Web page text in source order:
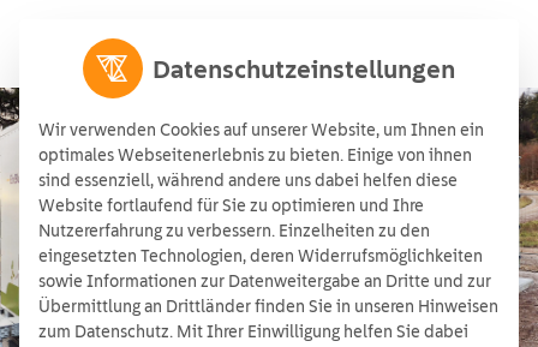
Round-Trip-Efficiency (RTE)
12/03/2026
Datenschutzeinstellungen
Wir verwenden Cookies auf unserer Website, um Ihnen ein
optimales Webseitenerlebnis zu bieten. Einige von ihnen
sind essenziell, während andere uns dabei helfen diese
Website fortlaufend für Sie zu optimieren und Ihre
Nutzererfahrung zu verbessern. Einzelheiten zu den
eingesetzten Technologien, deren Widerrufsmöglichkeiten
sowie Informationen zur Datenweitergabe an Dritte und zur
Übermittlung an Drittländer finden Sie in unseren Hinweisen
zum Datenschutz. Mit Ihrer Einwilligung helfen Sie dabei